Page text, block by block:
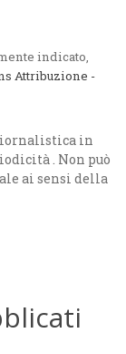
indicato,
Attribuzione -
in
. Non può
ai sensi della